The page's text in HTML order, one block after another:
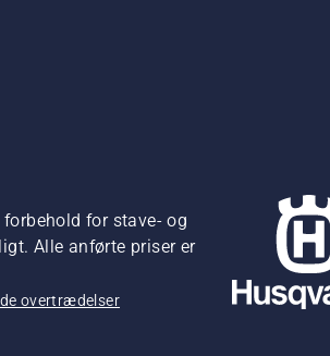
for stave- og
Alle anførte priser er
overtrædelser